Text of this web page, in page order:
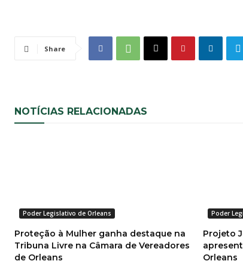
Share
NOTÍCIAS RELACIONADAS
Poder Legislativo de Orleans
Proteção à Mulher ganha destaque na
Tribuna Livre na Câmara de Vereadores
de Orleans
Poder
Projeto
Orleans